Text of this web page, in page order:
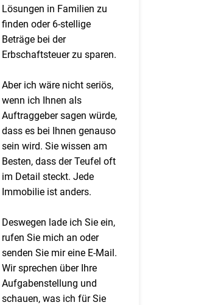
Lösungen in Familien zu
finden oder 6-stellige
Beträge bei der
Erbschaftsteuer zu sparen.
Aber ich wäre nicht seriös,
wenn ich Ihnen als
Auftraggeber sagen würde,
dass es bei Ihnen genauso
sein wird. Sie wissen am
Besten, dass der Teufel oft
im Detail steckt. Jede
Immobilie ist anders.
Deswegen lade ich Sie ein,
rufen Sie mich an oder
senden Sie mir eine E-Mail.
Wir sprechen über Ihre
Aufgabenstellung und
schauen, was ich für Sie